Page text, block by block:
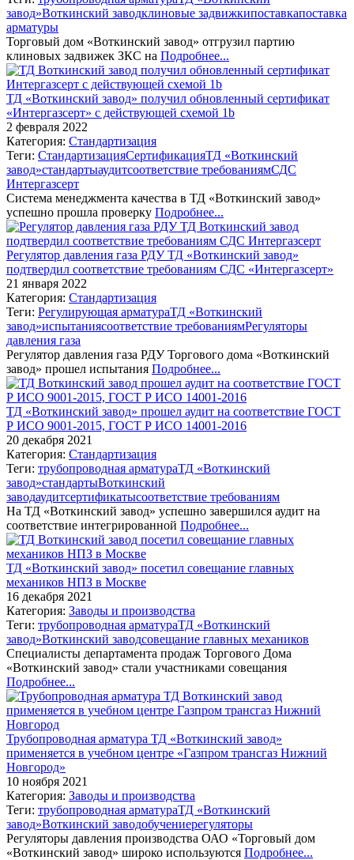
завод»Воткинский заводклиновые задвижкипоставкапоставка
арматуры
Торговый дом «Воткинский завод» отгрузил партию
клиновых задвижек ЗКС на Подробнее...
ТД «Воткинский завод» получил обновленный сертификат
«Интергазсерт» с действующей схемой 1b
2 февраля 2022
Категория: Стандартизация
Теги: СтандартизацияСертификацияТД «Воткинский
завод»стандартыаудитсоответствие требованиямСДС
Интергазсерт
Система менеджмента качества в ТД «Воткинский завод»
успешно прошла проверку Подробнее...
Регулятор давления газа РДУ ТД «Воткинский завод»
подтвердил соответствие требованиям СДС «Интергазсерт»
21 января 2022
Категория: Стандартизация
Теги: Регулирующая арматураТД «Воткинский
завод»испытаниясоответствие требованиямРегуляторы
давления газа
Регулятор давления газа РДУ Торгового дома «Воткинский
завод» прошел испытания Подробнее...
ТД «Воткинский завод» прошел аудит на соответствие ГОСТ
Р ИСО 9001-2015, ГОСТ Р ИСО 14001-2016
20 декабря 2021
Категория: Стандартизация
Теги: трубопроводная арматураТД «Воткинский
завод»стандартыВоткинский
заводаудитсертификатысоответствие требованиям
На ТД «Воткинский завод» успешно завершился аудит на
соответствие интегрированной Подробнее...
ТД «Воткинский завод» посетил совещание главных
механиков НПЗ в Москве
16 декабря 2021
Категория: Заводы и производства
Теги: трубопроводная арматураТД «Воткинский
завод»Воткинский заводсовещание главных механиков
Специалисты департамента продаж Торгового Дома
«Воткинский завод» стали участниками совещания
Подробнее...
Трубопроводная арматура ТД «Воткинский завод»
применяется в учебном центре «Газпром трансгаз Нижний
Новгород»
10 ноября 2021
Категория: Заводы и производства
Теги: трубопроводная арматураТД «Воткинский
завод»Воткинский заводобучениерегуляторы
Регуляторы давления производства ОАО «Торговый дом
«Воткинский завод» широко используются Подробнее...